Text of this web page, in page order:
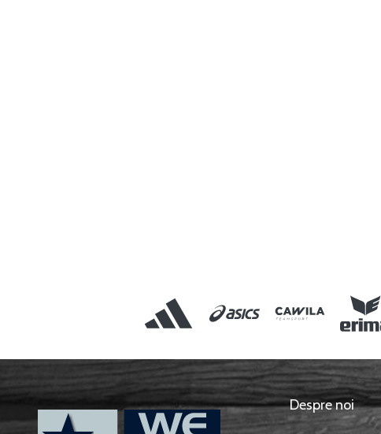
Despre noi